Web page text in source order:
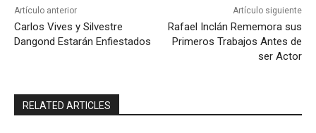
Artículo anterior
Carlos Vives y Silvestre
Dangond Estarán Enfiestados
Artículo siguiente
Rafael Inclán Rememora sus
Primeros Trabajos Antes de
ser Actor
RELATED ARTICLES